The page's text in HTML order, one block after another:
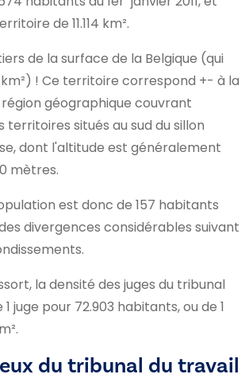
de 11.114 km².
de la surface de la Belgique (qui
! Ce territoire correspond +- à la
région géographique couvrant
situés au sud du sillon
dont l'altitude est généralement
mètres.
est donc de 157 habitants
divergences considérables suivant
la densité des juges du tribunal
juge pour 72.903 habitants, ou de 1
du tribunal du travail